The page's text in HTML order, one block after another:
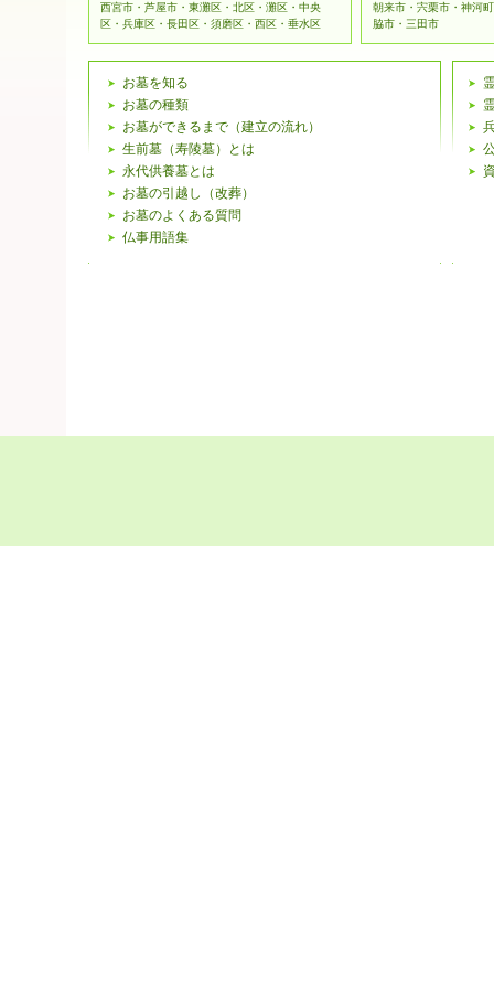
西宮市・芦屋市・東灘区・北区・灘区・中央
区・兵庫区・長田区・須磨区・西区・垂水区
朝来市・宍栗市・神河
脇市・三田市
お墓を知る
お墓の種類
お墓ができるまで（建立の流れ）
生前墓（寿陵墓）とは
永代供養墓とは
お墓の引越し（改葬）
お墓のよくある質問
仏事用語集